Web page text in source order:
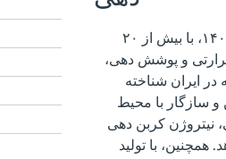
شرکت مواد فناور مهر، تاسیس‌شده در سال ۱۴۰۰، با بیش از ۲۰
و پوشش ‌دهی،
ایران شناخته
سازگار با محیط
نیتروژن ‌کربن ‌دهی
همچنین، با تولید